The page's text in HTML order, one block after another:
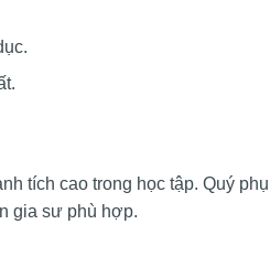
tích cao trong học tập. Quý
gia sư phù hợp.